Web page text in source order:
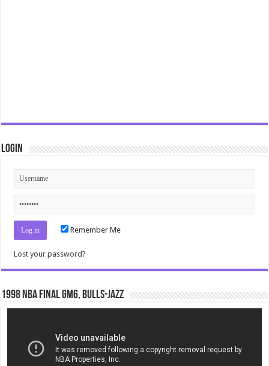
Login
Remember Me
Lost your password?
1998 NBA Final gm6, Bulls-Jazz